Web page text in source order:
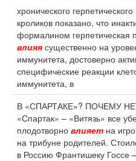
хронического
кроликов показано, что
формалином герпетическая
влияя существенно на
иммунитета, достоверно
специфические реакции
иммунитета, в
В «СПАРТАКЕ»? ПОЧЕМУ
«Спартак» – «Витязь» все
плодотворно влияет на
на трибуне родителей.
в Россию Франтишеку Госсе –